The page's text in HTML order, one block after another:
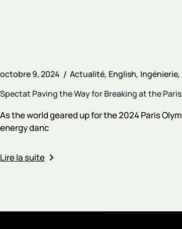
octobre 9, 2024 Actualité English Ingénierie
Spectat Paving the Way for Breaking at the
As the world geared up for the 2024 Paris
energy danc
Lire la suite